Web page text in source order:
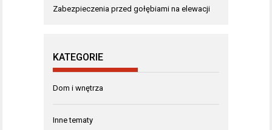
Zabezpieczenia przed gołębiami na elewacji
KATEGORIE
Dom i wnętrza
Inne tematy